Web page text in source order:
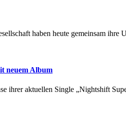
haben heute gemeinsam
neuem Album
ihrer aktuellen Single „Nightshift